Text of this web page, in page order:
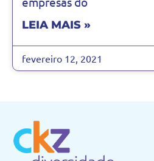
LEIA MAIS »
fevereiro 12, 2021